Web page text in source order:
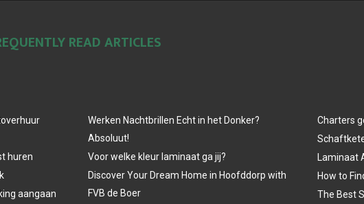
N READ ARTICLES
huren
aangaan
Werken Nachtbrillen Echt in het Donker?
Absoluut!
Voor welke kleur laminaat ga jij?
Discover Your Dream Home in Hoofddorp with
FVB de Boer
Charters
Laminaat
How to
The Best